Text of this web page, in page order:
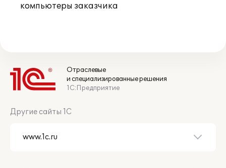
компьютеры заказчика
Отраслевые
и специализированные решения
1С:Предприятие
Другие сайты 1С